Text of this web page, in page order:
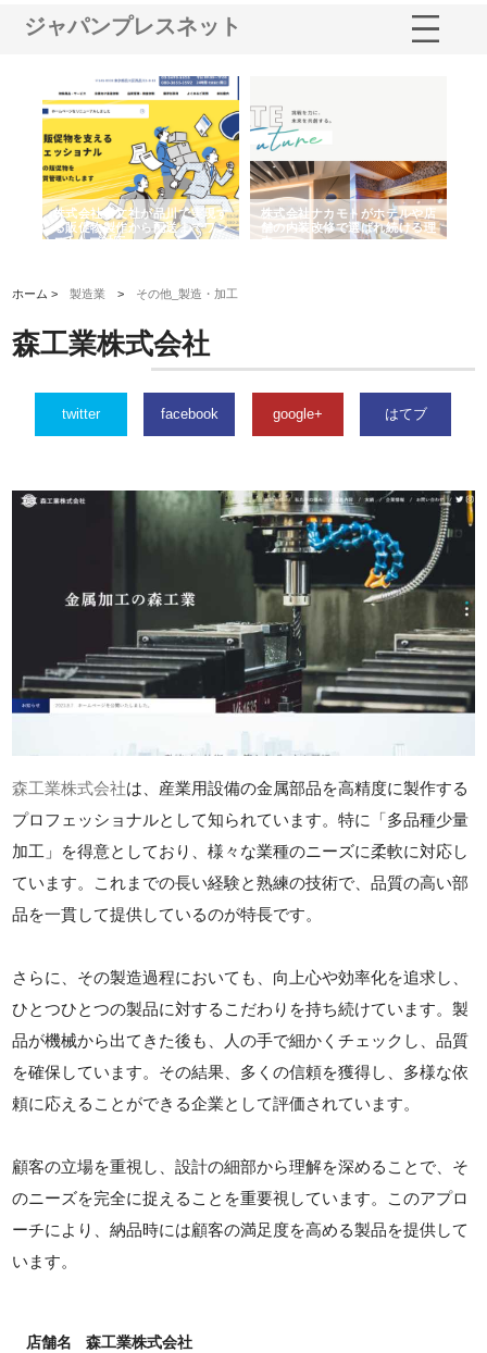
ジャパンプレスネット
株式会社耕文社が品川で実現す
る販促物製作から配送までワン
ストップ対応
株式会社ナカモトがホテルや店
舗の内装改修で選ばれ続ける理
由
ホーム >製造業 > その他_製造・加工
森工業株式会社
twitter facebook google+ はてブ
森工業株式会社は、産業用設備の金属部品を高精度に製作する
プロフェッショナルとして知られています。特に「多品種少量
加工」を得意としており、様々な業種のニーズに柔軟に対応し
ています。これまでの長い経験と熟練の技術で、品質の高い部
品を一貫して提供しているのが特長です。
さらに、その製造過程においても、向上心や効率化を追求し、
ひとつひとつの製品に対するこだわりを持ち続けています。製
品が機械から出てきた後も、人の手で細かくチェックし、品質
を確保しています。その結果、多くの信頼を獲得し、多様な依
頼に応えることができる企業として評価されています。
顧客の立場を重視し、設計の細部から理解を深めることで、そ
のニーズを完全に捉えることを重要視しています。このアプロ
ーチにより、納品時には顧客の満足度を高める製品を提供して
います。
店舗名 森工業株式会社